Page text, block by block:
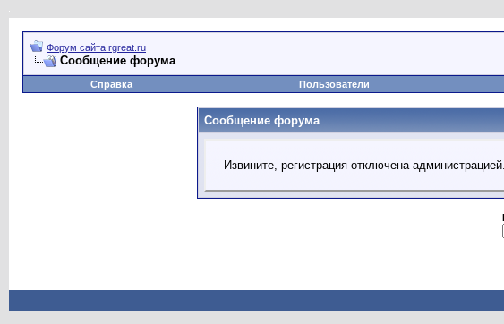
Форум сайта rgreat.ru
Сообщение форума
Справка
Пользователи
Сообщение форума
Извините, регистрация отключена администрацией.